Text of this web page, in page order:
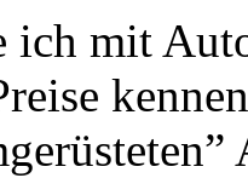
ich mit